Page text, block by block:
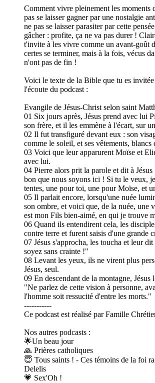
Comment vivre pleinement les moments
pas se laisser gagner par une nostalgie
ne pas se laisser parasiter par cette
gâcher : profite, ça ne va pas durer !
t'invite à les vivre comme un avant-goût
certes se terminer, mais à la fois, vécus
n'ont pas de fin !
Voici le texte de la Bible que tu es invitée
l'écoute du podcast :
Evangile de Jésus-Christ selon saint
01 Six jours après, Jésus prend avec lui
son frère, et il les emmène à l'écart, sur
02 Il fut transfiguré devant eux : son
comme le soleil, et ses vêtements, blancs
03 Voici que leur apparurent Moïse et
avec lui.
04 Pierre alors prit la parole et dit à
bon que nous soyons ici ! Si tu le veux,
tentes, une pour toi, une pour Moïse, et
05 Il parlait encore, lorsqu'une nuée
son ombre, et voici que, de la nuée, une
est mon Fils bien-aimé, en qui je trouve
06 Quand ils entendirent cela, les
contre terre et furent saisis d'une grande
07 Jésus s'approcha, les toucha et leur
soyez sans crainte !"
08 Levant les yeux, ils ne virent plus
Jésus, seul.
09 En descendant de la montagne, Jésus
"Ne parlez de cette vision à personne,
l'homme soit ressucité d'entre les morts."
-----------
Ce podcast est réalisé par Famille
Nos autres podcasts :
🌟Un beau jour
🙏 Prières catholiques
😇 Tous saints ! - Ces témoins de la foi
Delelis
💗 Sex'Oh !